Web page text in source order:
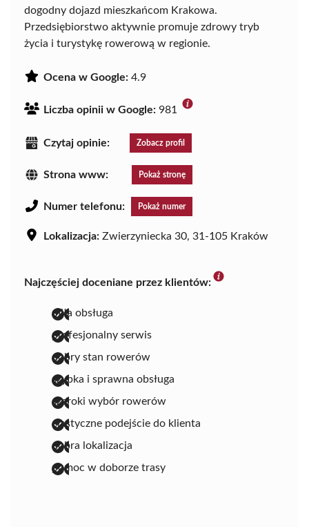
dogodny dojazd mieszkańcom Krakowa.
Przedsiębiorstwo aktywnie promuje zdrowy tryb
życia i turystykę rowerową w regionie.
Ocena w Google: 4.9
Liczba opinii w Google: 981
Czytaj opinie: Zobacz profil
Strona www: Pokaż stronę
Numer telefonu: Pokaż numer
Lokalizacja: Zwierzyniecka 30, 31-105 Kraków
Najczęściej doceniane przez klientów:
miła obsługa
profesjonalny serwis
dobry stan rowerów
szybka i sprawna obsługa
szeroki wybór rowerów
elastyczne podejście do klienta
dobra lokalizacja
pomoc w doborze trasy